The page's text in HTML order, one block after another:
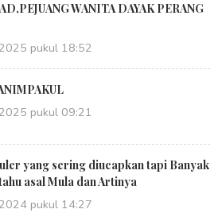
WANITA DAYAK PERANG
pukul 18:52
pukul 09:21
yang sering diucapkan tapi Banyak
asal Mula dan Artinya
pukul 14:27